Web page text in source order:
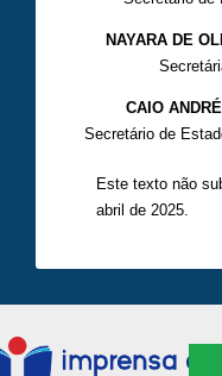
NAYARA DE
CAIO
Secretário de
Este texto não
abril de 2025.